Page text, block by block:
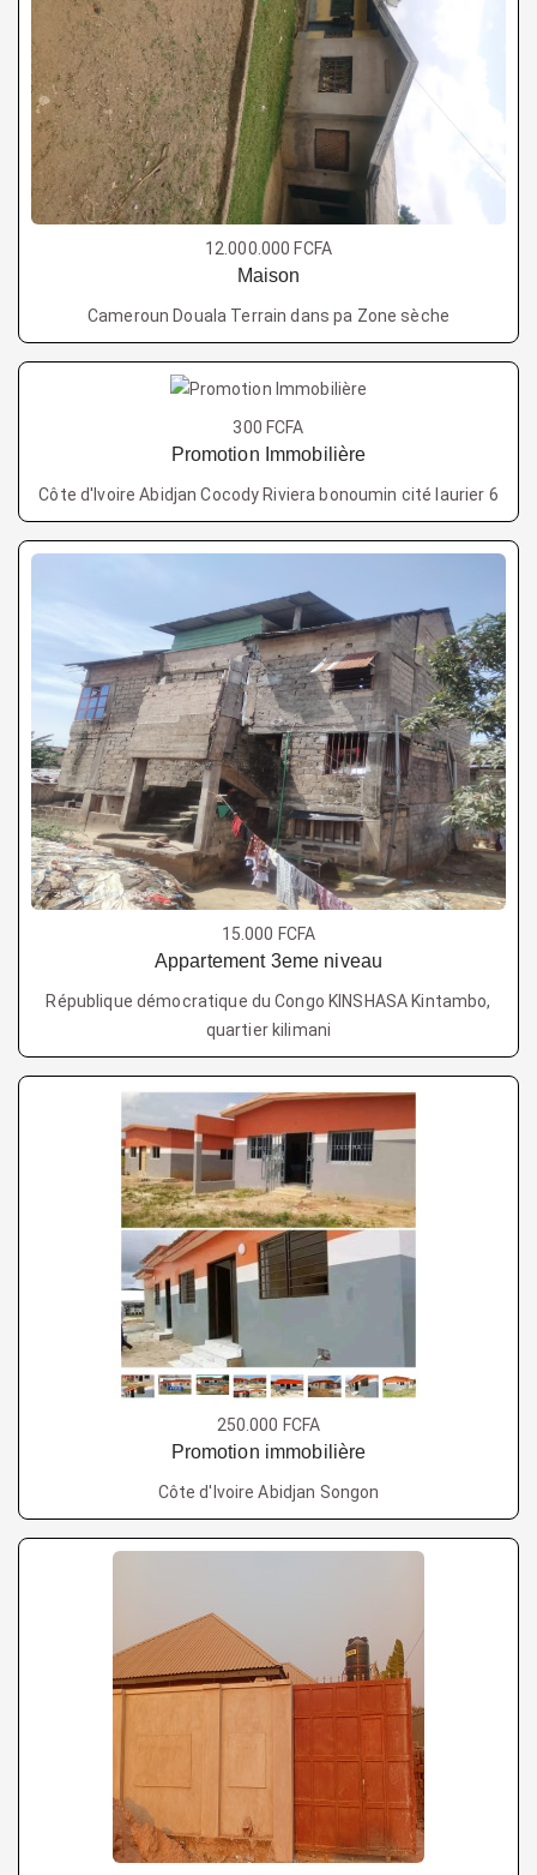
12.000.000 FCFA
Maison
Cameroun Douala Terrain dans pa Zone sèche
300 FCFA
Promotion Immobilière
Côte d'Ivoire Abidjan Cocody Riviera bonoumin cité laurier 6
15.000 FCFA
Appartement 3eme niveau
République démocratique du Congo KINSHASA Kintambo,
quartier kilimani
250.000 FCFA
Promotion immobilière
Côte d'Ivoire Abidjan Songon